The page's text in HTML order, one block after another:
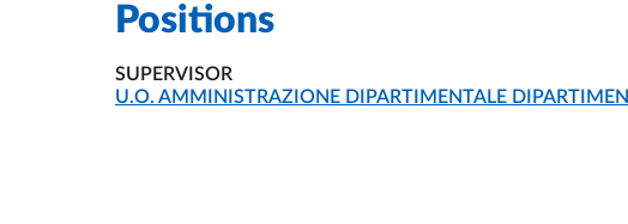
Positions
SUPERVISOR
ORGANIZATIONAL AFFILIATION:
U.O. AMMINISTRAZIONE DIPARTIMENTALE